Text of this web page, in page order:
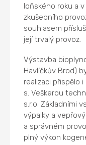
loňského roku a
zkušebního
souhlasem
její trvalý provoz.
Výstavba
Havlíčkův Brod)
realizaci přispělo
s. Veškerou
s.r.o. Základními
výpalky a vepřový
a správném
plný výkon